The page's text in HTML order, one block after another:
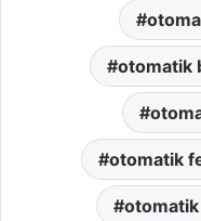
otomatik
otomatik
otomatik